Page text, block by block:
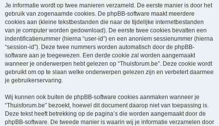
Je informatie wordt op twee manieren verzameld. De eerste manier is door het
gebruik van zogenaamde cookies. De phpBB-software maakt meerdere
cookies aan (kleine tekstbestanden die naar de tijdelijke internetbestanden
van je computer worden gedownload). De eerste twee cookies bevatten een
indentificatienummer (hierna “user-id”) en een anoniem sessienummer (hierna
“session-id”). Deze twee nummers worden automatisch door de phpBB-
software aan je toegewezen. Een derde cookie zal worden aangemaakt
wanneer je onderwerpen hebt gelezen op “Thuisforum.be”. Deze cookie wordt
gebruikt om op te slaan welke onderwerpen gelezen zijn en verbetert daarmee
je gebruikerservaring.
Wij kunnen ook buiten de phpBB-software cookies aanmaken wanneer je
“Thuisforum.be” bezoekt, hoewel dit document daarop niet van toepassing is.
Deze tekst heeft betrekking op de pagina’s die worden aangemaakt door de
phpBB-software. De tweede manier is waarin wij je informatie verzamelen door